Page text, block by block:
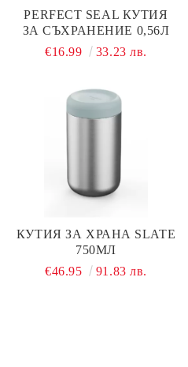
PERFECT SEAL КУТИЯ
ЗА СЪХРАНЕНИЕ 0,56Л
€16.99
33.23 лв.
КУТИЯ ЗА ХРАНА SLATE
750МЛ
€46.95
91.83 лв.